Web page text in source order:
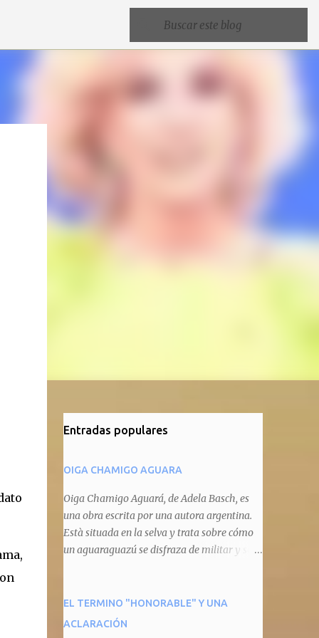
Entradas populares
OIGA CHAMIGO AGUARA
Oiga Chamigo Aguará, de Adela Basch, es
una obra escrita por una autora argentina.
Està situada en la selva y trata sobre cómo
un aguaraguazú se disfraza de militar y se
animal que pretenda circular por ahí. En
primera instancia aparece Teteu, el tero,
EL TERMINO "HONORABLE" Y UNA
ACLARACIÓN